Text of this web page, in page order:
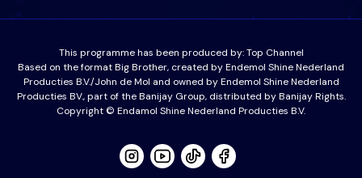
This programme has been produced by:Top Channel
Based on the format Big Brother, created by Endemol Shine Nederland
Producties B.V./John de Mol and owned by Endemol Shine Nederland
Producties BV., part of the Banijay Group, distributed by Banijay Rights.
Copyright © Endamol Shine Nederland Producties B.V.